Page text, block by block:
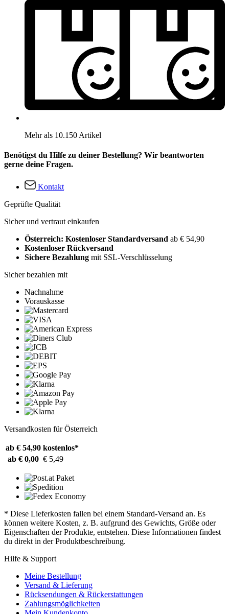
Mehr als 10.150 Artikel
Benötigst du Hilfe zu deiner Bestellung? Wir beantworten
gerne deine Fragen.
Kontakt
Geprüfte Qualität
Sicher und vertraut einkaufen
Österreich: Kostenloser Standardversand ab € 54,90
Kostenloser Rückversand
Sichere Bezahlung mit SSL-Verschlüsselung
Sicher bezahlen mit
Nachnahme
Vorauskasse
Versandkosten für Österreich
ab € 54,90 kostenlos*
ab € 0,00 € 5,49
* Diese Lieferkosten fallen bei einem Standard-Versand an. Es
können weitere Kosten, z. B. aufgrund des Gewichts, Größe oder
Eigenschaften der Produkte, entstehen. Diese Informationen findest
du direkt in der Produktbeschreibung.
Hilfe & Support
Meine Bestellung
Versand & Lieferung
Rücksendungen & Rückerstattungen
Zahlungsmöglichkeiten